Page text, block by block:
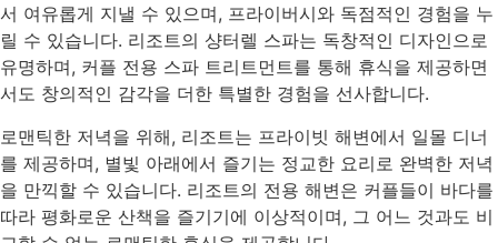
서 여유롭게 지낼 수 있으며, 프라이버시와 독점적인 경험을 누
릴 수 있습니다. 리조트의 샹터렐 스파는 독창적인 디자인으로
유명하며, 커플 전용 스파 트리트먼트를 통해 휴식을 제공하면
서도 창의적인 감각을 더한 특별한 경험을 선사합니다.
로맨틱한 저녁을 위해, 리조트는 프라이빗 해변에서 일몰 디너
를 제공하며, 별빛 아래에서 즐기는 정교한 요리로 완벽한 저녁
을 만끽할 수 있습니다. 리조트의 전용 해변은 커플들이 바다를
따라 평화로운 산책을 즐기기에 이상적이며, 그 어느 것과도 비